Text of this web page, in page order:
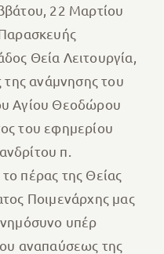
22 Μαρτίου
Θεία Λειτουργία,
της ανάμνησης του
Αγίου Θεοδώρου
του εφημερίου
π.
πέρας της Θείας
Ποιμενάρχης μας
υπέρ
αναπαύσεως της